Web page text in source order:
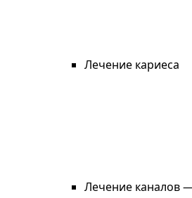
Лечение кариеса
Лечение каналов